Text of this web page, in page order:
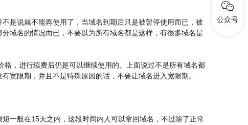
说就不能再使用了，当域名到期后只是被暂停使用而已，被
域名的情况而已，不要以为所有域名都是这样，有很多域名是
进行续费后仍是可以继续使用的。上面说过不是所有域名都
宽限期，并且不是特殊原因的话，不要让域名进入宽限期。
般在15天之内，这段时间内人可以拿回域名，不过除了正常
公众号